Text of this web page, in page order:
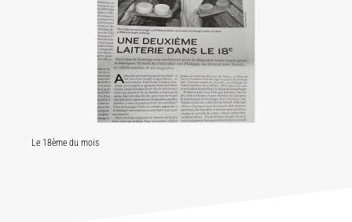
Le 18ème du mois